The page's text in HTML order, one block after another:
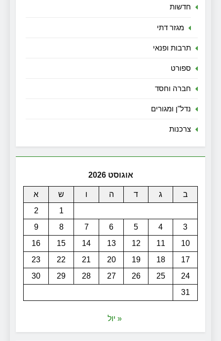
חדשות
מגזר דתי
תרבות ופנאי
ספורט
חברה וחסד
נדל"ן ומגורים
צרכנות
אוגוסט 2026
ב ג ד ה ו ש
א
1
2
3
4
5
6
7
8
9
10
11
12
13
14
15
16
17
18
19
20
21
22
23
24
25
26
27
28
29
30
31
« יול